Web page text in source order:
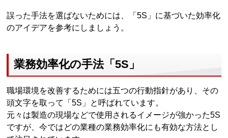
誤った手法を選ばないためには、「5S」に基づいた効率化
のアイデアを参考にしましょう。
業務効率化の手法「5S」
職場環境を改善するためには五つの行動指針があり、その
頭文字を取って「5S」と呼ばれています。
元々は製造の現場などで使用されるイメージが強かった5S
ですが、今ではどの業種の業務効率化にも有効な方法とし